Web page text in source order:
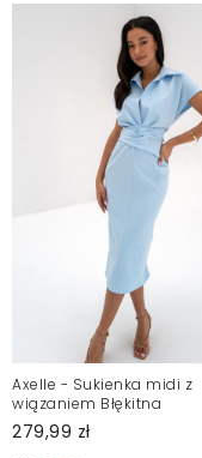
Axelle - Sukienka midi z
wiązaniem Błękitna
279,99 zł